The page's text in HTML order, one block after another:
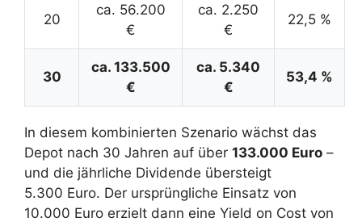
20
ca. 56.200
€
ca. 2.250
€
22,5 %
30
ca. 133.500
€
ca. 5.340
€
53,4 %
In diesem kombinierten Szenario wächst das
Depot nach 30 Jahren auf über 133.000 Euro –
und die jährliche Dividende übersteigt
5.300 Euro. Der ursprüngliche Einsatz von
10.000 Euro erzielt dann eine Yield on Cost von